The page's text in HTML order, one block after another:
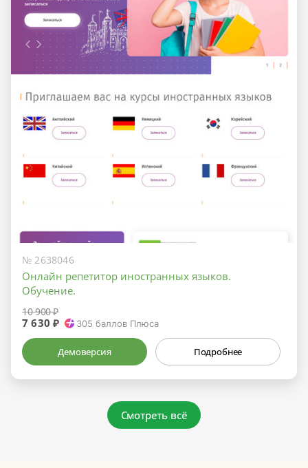
№ 2638046
Онлайн репетитор иностранных языков.
Обучение.
10 900 ₽
7 630 ₽ 305 баллов Плюса
Демоверсия Подробнее
Смотреть всё